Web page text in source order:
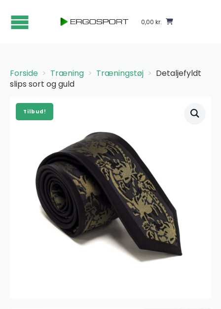
0,00 kr.
Forside Træning Træningstøj
Detaljefyldt
slips sort og guld
Tilbud!